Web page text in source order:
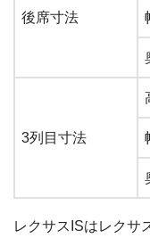
後席寸法
3列目寸法
レクサスISはレクサ